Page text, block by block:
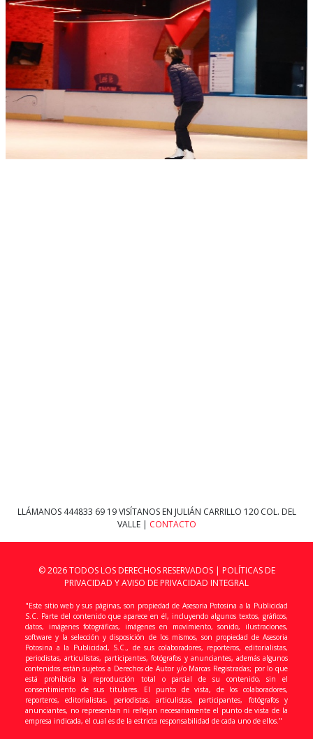
LLÁMANOS 444833 69 19VISÍTANOS EN JULIÁN CARRILLO 120 COL. DEL
VALLE | CONTACTO
© 2026 TODOS LOS DERECHOS RESERVADOS | POLÍTICAS DE
PRIVACIDAD Y AVISO DE PRIVACIDAD INTEGRAL
"Este sitio web y sus páginas, son propiedad de Asesoria Potosina a la Publicidad
S.C. Parte del contenido que aparece en él, incluyendo algunos textos, gráficos,
datos, imágenes fotográficas, imágenes en movimiento, sonido, ilustraciones,
software y la selección y disposición de los mismos, son propiedad de Asesoria
Potosina a la Publicidad, S.C., de sus colaboradores, reporteros, editorialistas,
periodistas, articulistas, participantes, fotógrafos y anunciantes, además algunos
contenidos están sujetos a Derechos de Autor y/o Marcas Registradas; por lo que
está prohibida la reproducción total o parcial de su contenido, sin el
consentimiento de sus titulares. El punto de vista, de los colaboradores,
reporteros, editorialistas, periodistas, articulistas, participantes, fotógrafos y
anunciantes, no representan ni reflejan necesariamente el punto de vista de la
empresa indicada, el cual es de la estricta responsabilidad de cada uno de ellos."